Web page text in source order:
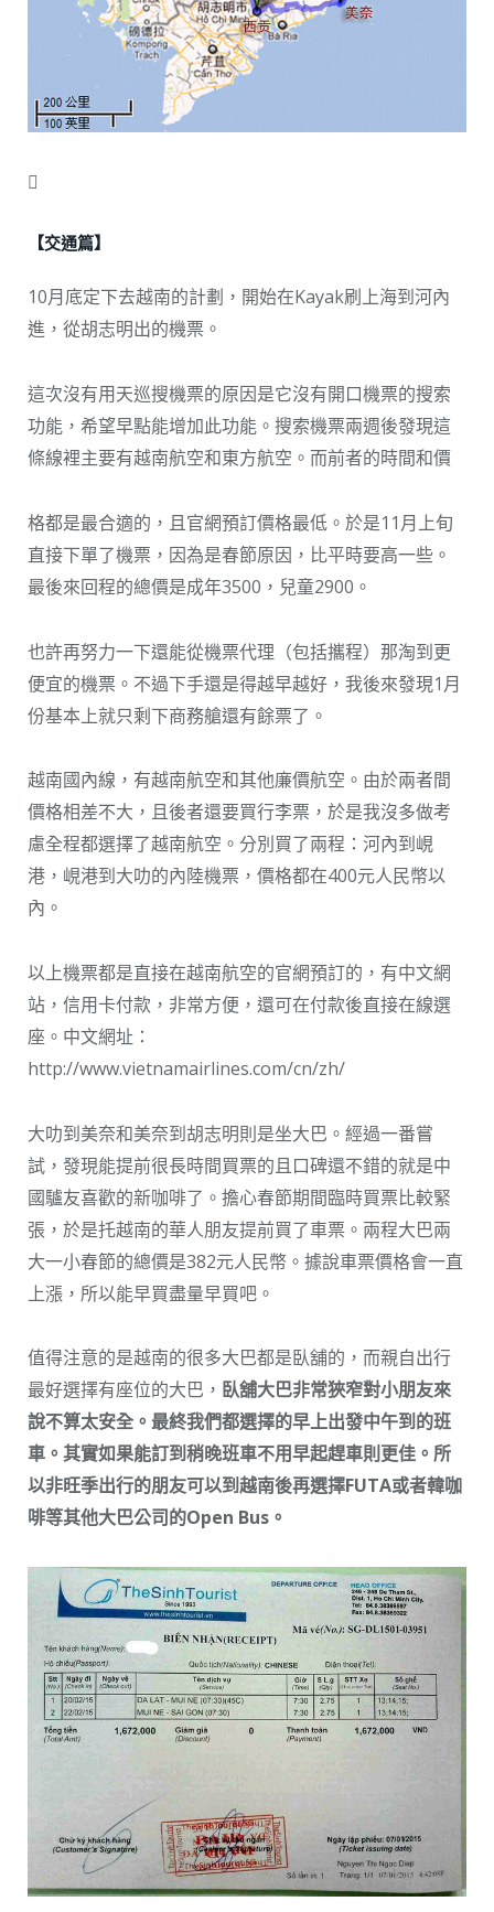

【交通篇】
10月底定下去越南的計劃，開始在Kayak刷上海到河內
進，從胡志明出的機票。
這次沒有用天巡搜機票的原因是它沒有開口機票的搜索
功能，希望早點能增加此功能。搜索機票兩週後發現這
條線裡主要有越南航空和東方航空。而前者的時間和價
格都是最合適的，且官網預訂價格最低。於是11月上旬
直接下單了機票，因為是春節原因，比平時要高一些。
最後來回程的總價是成年3500，兒童2900。
也許再努力一下還能從機票代理（包括攜程）那淘到更
便宜的機票。不過下手還是得越早越好，我後來發現1月
份基本上就只剩下商務艙還有餘票了。
越南國內線，有越南航空和其他廉價航空。由於兩者間
價格相差不大，且後者還要買行李票，於是我沒多做考
慮全程都選擇了越南航空。分別買了兩程：河內到峴
港，峴港到大叻的內陸機票，價格都在400元人民幣以
內。
以上機票都是直接在越南航空的官網預訂的，有中文網
站，信用卡付款，非常方便，還可在付款後直接在線選
座。中文網址：
http://www.vietnamairlines.com/cn/zh/
大叻到美奈和美奈到胡志明則是坐大巴。經過一番嘗
試，發現能提前很長時間買票的且口碑還不錯的就是中
國驢友喜歡的新咖啡了。擔心春節期間臨時買票比較緊
張，於是托越南的華人朋友提前買了車票。兩程大巴兩
大一小春節的總價是382元人民幣。據說車票價格會一直
上漲，所以能早買盡量早買吧。
值得注意的是越南的很多大巴都是臥舖的，而親自出行
最好選擇有座位的大巴， 臥舖大巴非常狹窄對小朋友來
說不算太安全。最終我們都選擇的早上出發中午到的班
車。其實如果能訂到稍晚班車不用早起趕車則更佳。所
以非旺季出行的朋友可以到越南後再選擇FUTA或者韓咖
啡等其他大巴公司的Open Bus。